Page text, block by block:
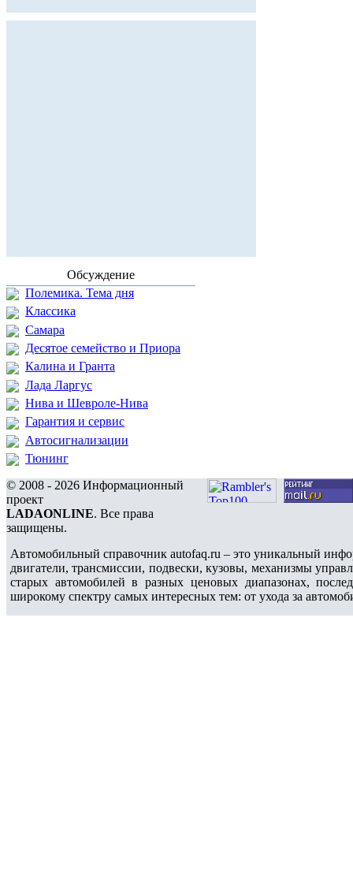
Обсуждение
Полемика. Тема дня
Классика
Самара
Десятое семейство и Приора
Калина и Гранта
Лада Ларгус
Нива и Шевроле-Нива
Гарантия и сервис
Автосигнализации
Тюнинг
© 2008 - 2026 Информационный
проект
LADAONLINE. Все права
защищены.
Автомобильный справочник autofaq.ru – это уникальный
двигатели, трансмиссии, подвески, кузовы, механизмы
старых автомобилей в разных ценовых диапазонах,
широкому спектру самых интересных тем: от ухода за